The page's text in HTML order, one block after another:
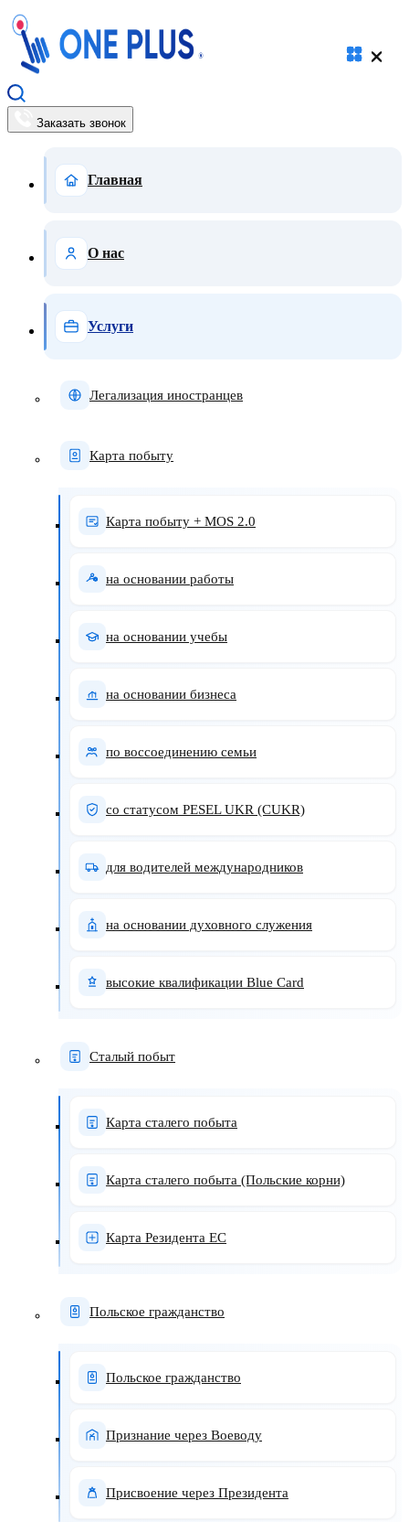
Заказать звонок
Главная
О нас
Услуги
Легализация иностранцев
Карта побыту
Карта побыту + MOS 2.0
на основании работы
на основании учебы
на основании бизнеса
по воссоединению семьи
со статусом PESEL UKR (CUKR)
для водителей международников
на основании духовного служения
высокие квалификации Blue Card
Сталый побыт
Карта сталего побыта
Карта сталего побыта (Польские корни)
Карта Резидента ЕС
Польское гражданство
Польское гражданство
Признание через Воеводу
Присвоение через Президента